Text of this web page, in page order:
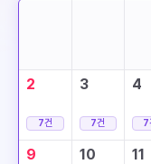
2
7건
3
7건
4
7
9 10 11